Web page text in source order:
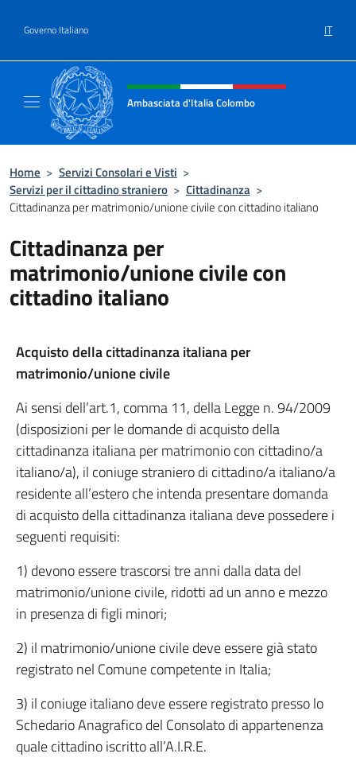
Governo Italiano IT
Intestazione sito, social e menù
Ambasciata d'Italia Colombo
Home > Servizi Consolari e Visti >
Servizi per il cittadino straniero > Cittadinanza >
Cittadinanza per matrimonio/unione civile con cittadino italiano
Cittadinanza per
matrimonio/unione civile con
cittadino italiano
Acquisto della cittadinanza italiana per
matrimonio/unione civile
Ai sensi dell’art.1, comma 11, della Legge n. 94/2009
(disposizioni per le domande di acquisto della
cittadinanza italiana per matrimonio con cittadino/a
italiano/a), il coniuge straniero di cittadino/a italiano/a
residente all’estero che intenda presentare domanda
di acquisto della cittadinanza italiana deve possedere i
seguenti requisiti:
1) devono essere trascorsi tre anni dalla data del
matrimonio/unione civile, ridotti ad un anno e mezzo
in presenza di figli minori;
2) il matrimonio/unione civile deve essere già stato
registrato nel Comune competente in Italia;
3) il coniuge italiano deve essere registrato presso lo
Schedario Anagrafico del Consolato di appartenenza
quale cittadino iscritto all’A.I.R.E.